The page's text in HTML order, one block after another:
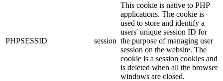
PHPSESSID session
This cookie is native to PHP
applications. The cookie is
used to store and identify a
users' unique session ID for
the purpose of managing user
session on the website. The
cookie is a session cookies and
is deleted when all the browser
windows are closed.